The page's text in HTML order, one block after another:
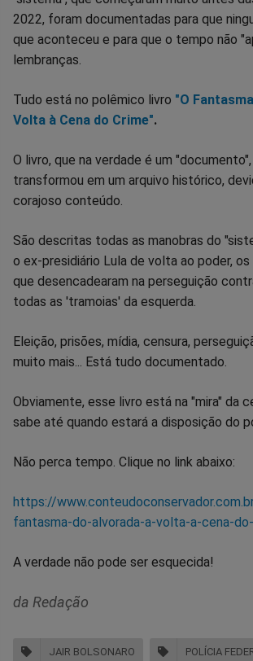
2022, foram documentadas para que
que aconteceu e para que o tempo não
lembranças.
Tudo está no polêmico livro "O
Volta à Cena do Crime".
O livro, que na verdade é um
transformou em um arquivo histórico,
corajoso conteúdo.
São descritas todas as manobras do
o ex-presidiário Lula de volta ao poder,
que desencadearam na perseguição
todas as 'tramoias' da esquerda.
Eleição, prisões, mídia, censura,
muito mais... Está tudo documentado.
Obviamente, esse livro está na "mira" da
sabe até quando estará a disposição do
Não perca tempo. Clique no link abaixo:
https://
fantasma-do-alvorada-a-volta-a-cena-
A verdade não pode ser esquecida!
da Redação
JAIR BOLSONARO POLÍCIA